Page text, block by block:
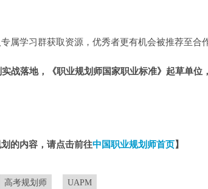
属学习群获取资源，优秀者更有机会被推荐至合
战落地，《职业规划师国家职业标准》起草单
的内容，请点击前往中国职业规划师首页】
高考规划师 UAPM